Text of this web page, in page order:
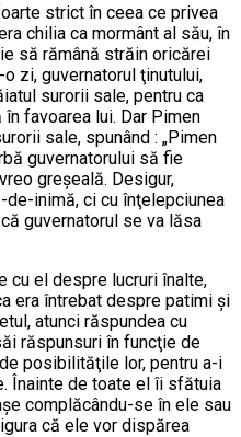
strict în ceea ce privea
chilia ca mormânt al său, în
să rămână străin oricărei
zi, guvernatorul ţinutului,
surorii sale, pentru ca
favoarea lui. Dar Pimen
sale, spunând : „Pimen
guvernatorului să fie
greşeală. Desigur,
de-inimă, ci cu înţelepciunea
guvernatorul se va lăsa
cu el despre lucruri înalte,
era întrebat despre patimi şi
atunci răspundea cu
răspunsuri în funcţie de
posibilităţile lor, pentru a-i
Înainte de toate el îi sfătuia
complăcându-se în ele sau
că ele vor dispărea